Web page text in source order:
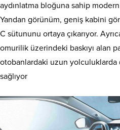
aydınlatma bloğuna sahip
Yandan görünüm, geniş kabini
C sütununu ortaya çıkarıyor.
omurilik üzerindeki baskıyı alan
otobanlardaki uzun
sağlıyor